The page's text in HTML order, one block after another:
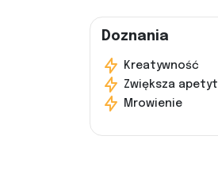
Doznania
Kreatywność
Zwiększa apetyt
Mrowienie